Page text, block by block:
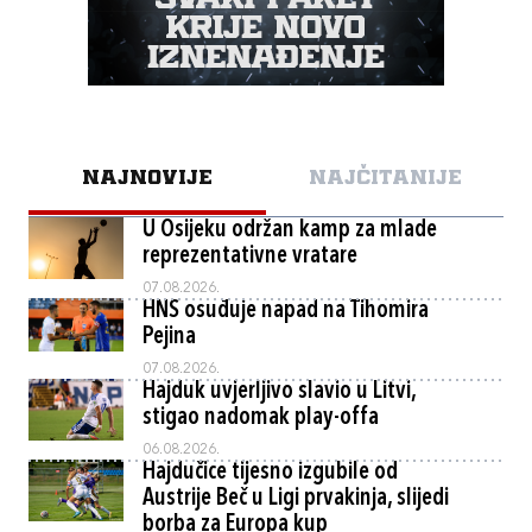
NAJNOVIJE NAJČITANIJE
U Osijeku održan kamp za mlade
reprezentativne vratare
07.08.2026.
HNS osuđuje napad na Tihomira
Pejina
07.08.2026.
Hajduk uvjerljivo slavio u Litvi,
stigao nadomak play-offa
06.08.2026.
Hajdučice tijesno izgubile od
Austrije Beč u Ligi prvakinja, slijedi
borba za Europa kup